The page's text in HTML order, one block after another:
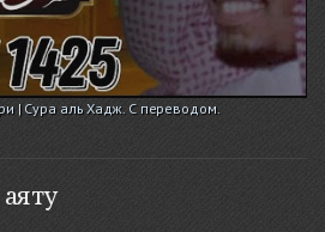
| Сура аль Хадж. С переводом.